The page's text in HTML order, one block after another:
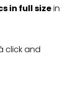
in full sizein
click and